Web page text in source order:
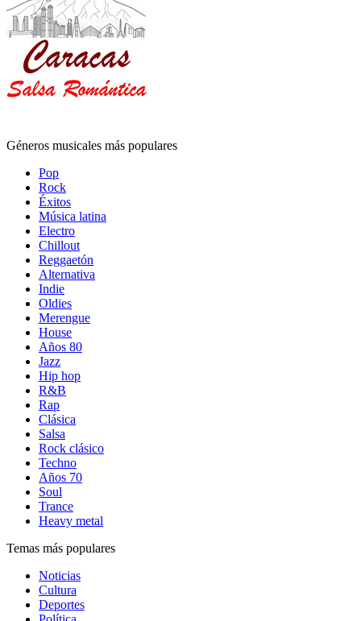
Géneros musicales más populares
Pop
Rock
Éxitos
Música latina
Electro
Chillout
Reggaetón
Alternativa
Indie
Oldies
Merengue
House
Años 80
Jazz
Hip hop
R&B
Rap
Clásica
Salsa
Rock clásico
Techno
Años 70
Soul
Trance
Heavy metal
Temas más populares
Noticias
Cultura
Deportes